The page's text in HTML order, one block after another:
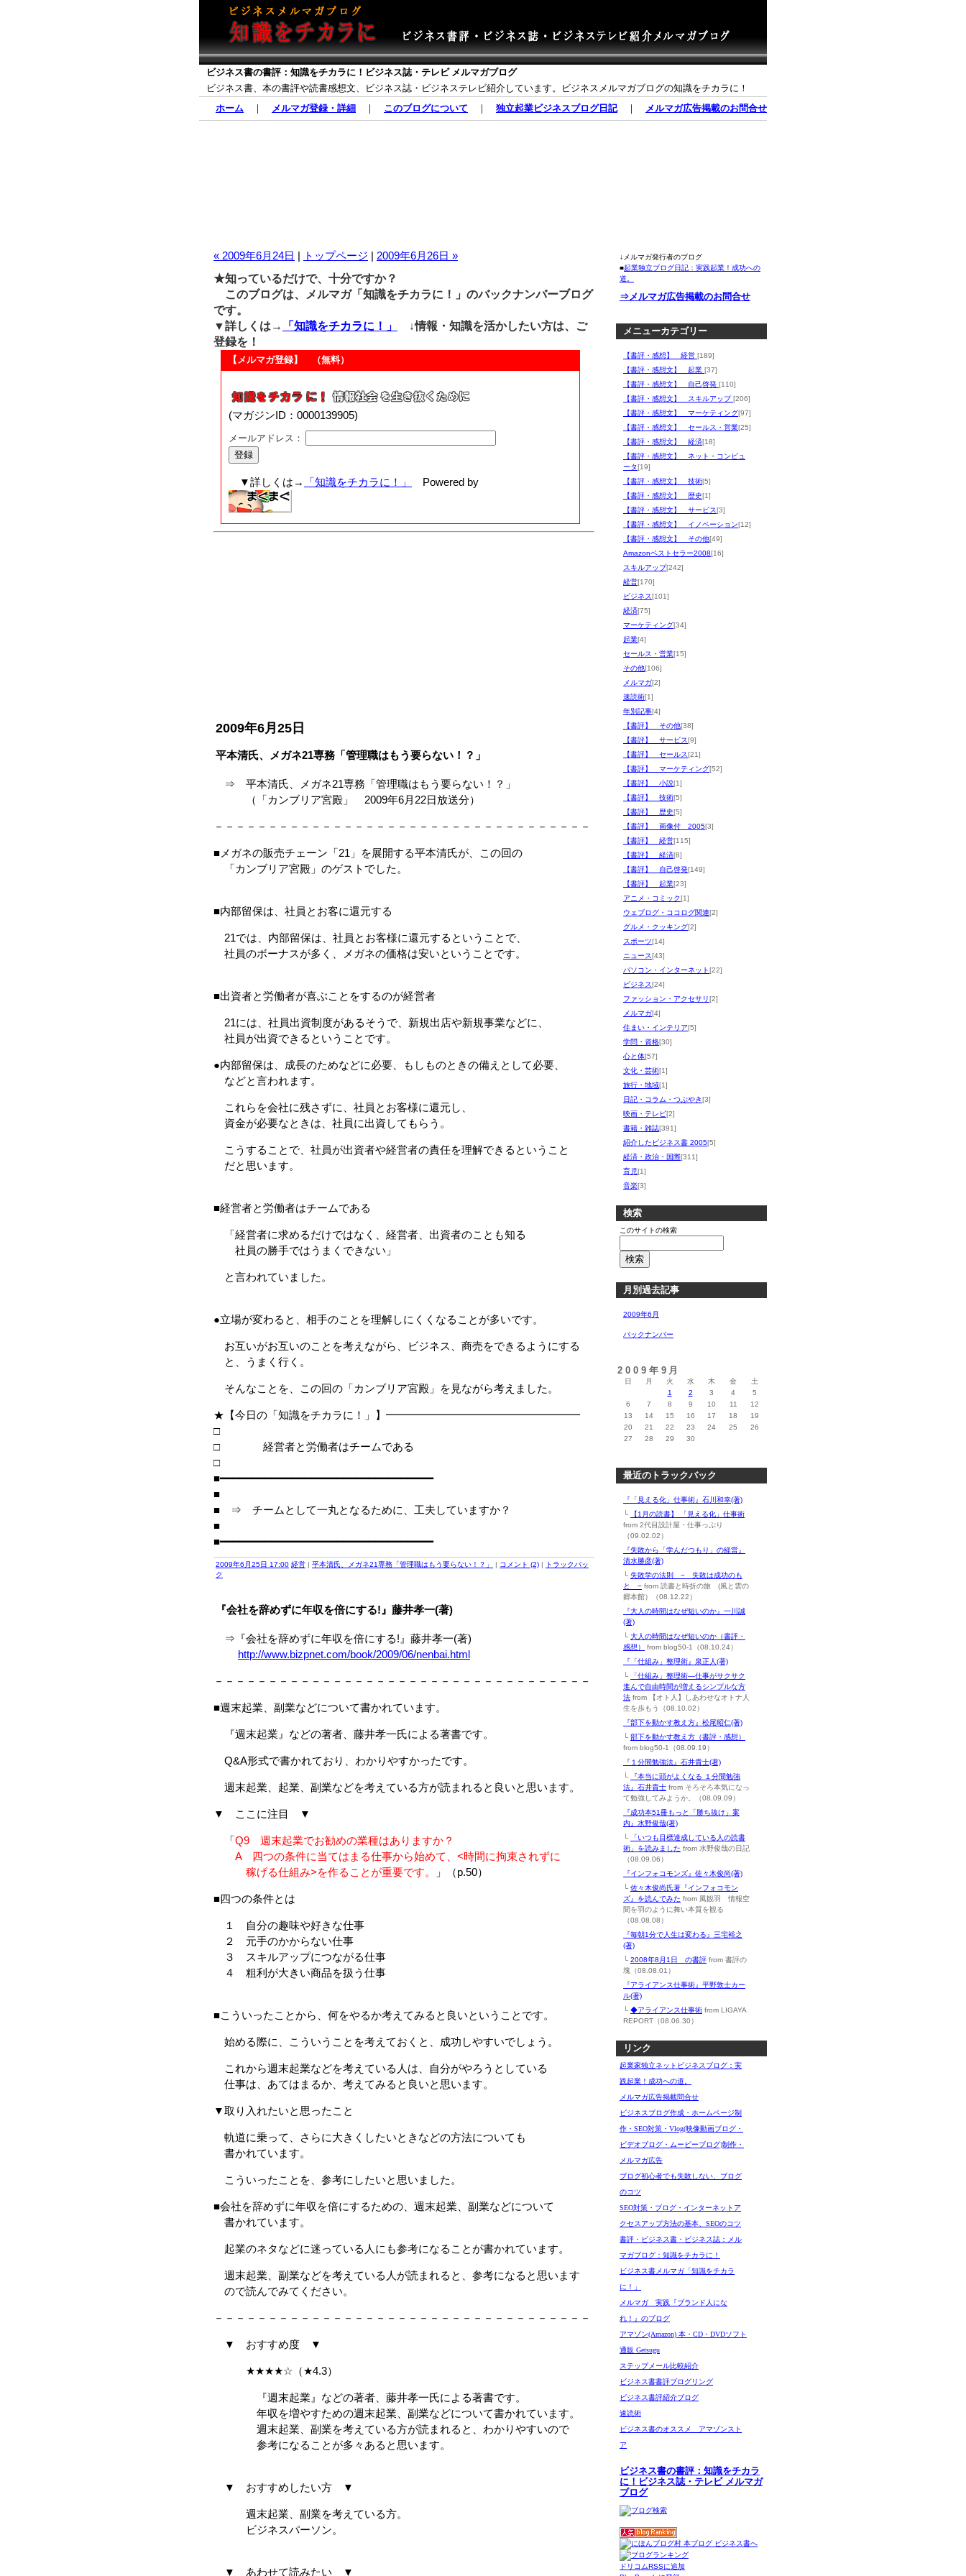
ビジネス書の書評：知識をチカラに！ビジネス誌・テレビ メルマガブログ
ビジネス書、本の書評や読書感想文、ビジネス誌・ビジネステレビ紹介しています。ビジネスメルマガブログの知識をチカラに！
ホーム ｜ メルマガ登録・詳細 ｜ このブログについて ｜ 独立起業ビジネスブログ日記｜ メルマガ広告掲載のお問合せ
↓メルマガ発行者のブログ
■起業独立ブログ日記：実践起業！成功への
道。
⇒メルマガ広告掲載のお問合せ
メニューカテゴリー
【書評・感想】 経営 [189]
【書評・感想文】 起業 [37]
【書評・感想文】 自己啓発 [110]
【書評・感想文】 スキルアップ[206]
【書評・感想文】 マーケティング[97]
【書評・感想文】 セールス・営業[25]
【書評・感想文】 経済[18]
【書評・感想文】 ネット・コンピュ
ータ[19]
【書評・感想文】 技術[5]
【書評・感想文】 歴史[1]
【書評・感想文】 サービス[3]
【書評・感想文】 イノベーション[12]
【書評・感想文】 その他[49]
Amazonベストセラー2008[16]
スキルアップ[242]
経営[170]
ビジネス[101]
経済[75]
マーケティング[34]
起業[4]
セールス・営業[15]
その他[106]
メルマガ[2]
速読術[1]
年別記事[4]
【書評】 その他[38]
【書評】 サービス[9]
【書評】 セールス[21]
【書評】 マーケティング[52]
【書評】 小説[1]
【書評】 技術[5]
【書評】 歴史[5]
【書評】 画像付 2005[3]
【書評】 経営[115]
【書評】 経済[8]
【書評】 自己啓発[149]
【書評】 起業[23]
アニメ・コミック[1]
ウェブログ・ココログ関連[2]
グルメ・クッキング[2]
スポーツ[14]
ニュース[43]
パソコン・インターネット[22]
ビジネス[24]
ファッション・アクセサリ[2]
メルマガ[4]
住まい・インテリア[5]
学問・資格[30]
心と体[57]
文化・芸術[1]
旅行・地域[1]
日記・コラム・つぶやき[3]
映画・テレビ[2]
書籍・雑誌[391]
紹介したビジネス書 2005[5]
経済・政治・国際[311]
育児[1]
音楽[3]
検索
このサイトの検索
月別過去記事
2009年6月
バックナンバー
2009年9月
日 月 火 水 木 金
土
1
2 3 4
5
6
7 8 9 10 11
12
13
14 15 16 17 18
19
20
21 22 23 24 25
26
27
28 29 30
最近のトラックバック
『「見える化」仕事術』石川和幸(著)
└
【1月の読書】 「見える化」仕事術
from 2代目設計屋・仕事っぷり
（09.02.02）
『失敗から「学んだつもり」の経営』
清水勝彦(著)
└ 失敗学の法則 − 失敗は成功のも
と − from 読書と時折の旅 (風と雲の
郷本館）（08.12.22）
『大人の時間はなぜ短いのか』一川誠
(著)
└ 大人の時間はなぜ短いのか（書評・
感想）
from blog50-1（08.10.24）
『「仕組み」整理術』泉正人(著)
└
「仕組み」整理術―仕事がサクサク
進んで自由時間が増えるシンプルな方
法 from 【オト人】しあわせなオトナ人
生を歩もう（08.10.02）
『部下を動かす教え方』松尾昭仁(著)
└ 部下を動かす教え方（書評・感想）
from blog50-1（08.09.19）
『１分間勉強法』石井貴士(著)
└
『本当に頭がよくなる １分間勉強
法』石井貴士 from そろそろ本気になっ
て勉強してみようか。（08.09.09）
『成功本51冊もっと「勝ち抜け」案
内』水野俊哉(著)
└
「いつも目標達成している人の読書
術」を読みました from 水野俊哉の日記
（08.09.06）
『インフォコモンズ』佐々木俊尚(著)
└ 佐々木俊尚氏著『インフォコモン
ズ』を読んでみた from 風観羽 情報空
間を羽のように舞い本質を観る
（08.08.08）
『毎朝1分で人生は変わる』三宅裕之
(著)
└ 2008年8月1日 の書評 from 書評の
塊（08.08.01）
『アライアンス仕事術』平野敦士カー
ル(著)
└ ◆アライアンス仕事術 from LIGAYA
REPORT（08.06.30）
リンク
起業家独立ネットビジネスブログ：実
践起業！成功への道。
メルマガ広告掲載問合せ
ビジネスブログ作成・ホームページ制
作・SEO対策・Vlog(映像動画ブログ・
ビデオブログ・ムービーブログ)制作・
メルマガ広告
ブログ初心者でも失敗しない、ブログ
のコツ
SEO対策・ブログ・インターネットア
クセスアップ方法の基本、SEOのコツ
書評・ビジネス書・ビジネス誌：メル
マガブログ：知識をチカラに！
ビジネス書メルマガ「知識をチカラ
に！」
メルマガ 実践『ブランド人にな
れ！』のブログ
アマゾン(Amazon) 本・CD・DVDソフト
通販 Getsugu
ステップメール比較紹介
ビジネス書書評ブログリング
ビジネス書評紹介ブログ
速読術
ビジネス書のオススメ アマゾンスト
ア
ビジネス書の書評：知識をチカラ
に！ビジネス誌・テレビ メルマガ
ブログ
ドリコムRSSに追加
« 2009年6月24日 | トップページ | 2009年6月26日 »
★知っているだけで、十分ですか？
このブログは、メルマガ「知識をチカラに！」のバックナンバーブログ
です。
▼詳しくは→
「知識をチカラに！」
↓情報・知識を活かしたい方は、ご
登録を！
【メルマガ登録】 （無料）
(マガジンID：0000139905)
メールアドレス：
▼詳しくは→ 「知識をチカラに！」 Powered by
2009年6月25日
平本清氏、メガネ21専務「管理職はもう要らない！？」
⇒ 平本清氏、メガネ21専務「管理職はもう要らない！？」
（「カンブリア宮殿」 2009年6月22日放送分）
－－－－－－－－－－－－－－－－－－－－－－－－－－－－－－－－－－－
■メガネの販売チェーン「21」を展開する平本清氏が、この回の
「カンブリア宮殿」のゲストでした。
■内部留保は、社員とお客に還元する
21では、内部留保は、社員とお客様に還元するということで、
社員のボーナスが多く、メガネの価格は安いということです。
■出資者と労働者が喜ぶことをするのが経営者
21には、社員出資制度があるそうで、新規出店や新規事業などに、
社員が出資できるということです。
●内部留保は、成長のためなどに必要、もしものときの備えとして必要、
などと言われます。
これらを会社に残さずに、社員とお客様に還元し、
資金が必要なときは、社員に出資してもらう。
こうすることで、社員が出資者や経営者の責任を理解できるということ
だと思います。
■経営者と労働者はチームである
「経営者に求めるだけではなく、経営者、出資者のことも知る
社員の勝手ではうまくできない」
と言われていました。
●立場が変わると、相手のことを理解しにくくなることが多いです。
お互いがお互いのことを考えながら、ビジネス、商売をできるようにする
と、うまく行く。
そんなことを、この回の「カンブリア宮殿」を見ながら考えました。
★【今日の「知識をチカラに！」】━━━━━━━━━━━━━━━━━━
□
□ 経営者と労働者はチームである
□
■━━━━━━━━━━━━━━━━━━━━━━━━━━━━━━━━━
■
■ ⇒ チームとして一丸となるために、工夫していますか？
■
■━━━━━━━━━━━━━━━━━━━━━━━━━━━━━━━━━
2009年6月25日 17:00 経営 | 平本清氏、メガネ21専務「管理職はもう要らない！？」 | コメント (2) |
トラックバッ
ク
『会社を辞めずに年収を倍にする!』藤井孝一(著)
⇒『会社を辞めずに年収を倍にする!』藤井孝一(著)
http://www.bizpnet.com/book/2009/06/nenbai.html
－－－－－－－－－－－－－－－－－－－－－－－－－－－－－－－－－－－
■週末起業、副業などについて書かれています。
『週末起業』などの著者、藤井孝一氏による著書です。
Q&A形式で書かれており、わかりやすかったです。
週末起業、起業、副業などを考えている方が読まれると良いと思います。
▼ ここに注目 ▼
「Q9 週末起業でお勧めの業種はありますか？
A 四つの条件に当てはまる仕事から始めて、<時間に拘束されずに
稼げる仕組み>を作ることが重要です。
」（p.50）
■四つの条件とは
１ 自分の趣味や好きな仕事
２ 元手のかからない仕事
３ スキルアップにつながる仕事
４ 粗利が大きい商品を扱う仕事
■こういったことから、何をやるか考えてみると良いということです。
始める際に、こういうことを考えておくと、成功しやすいでしょう。
これから週末起業などを考えている人は、自分がやろうとしている
仕事は、あてはまるか、考えてみると良いと思います。
▼取り入れたいと思ったこと
軌道に乗って、さらに大きくしたいときなどの方法についても
書かれています。
こういったことを、参考にしたいと思いました。
■会社を辞めずに年収を倍にするための、週末起業、副業などについて
書かれています。
起業のネタなどに迷っている人にも参考になることが書かれています。
週末起業、副業などを考えている人が読まれると、参考になると思います
ので読んでみてください。
－－－－－－－－－－－－－－－－－－－－－－－－－－－－－－－－－－－
▼ おすすめ度 ▼
★★★★☆（★4.3）
『週末起業』などの著者、藤井孝一氏による著書です。
年収を増やすための週末起業、副業などについて書かれています。
週末起業、副業を考えている方が読まれると、わかりやすいので
参考になることが多々あると思います。
▼ おすすめしたい方 ▼
週末起業、副業を考えている方。
ビジネスパーソン。
▼ あわせて読みたい ▼